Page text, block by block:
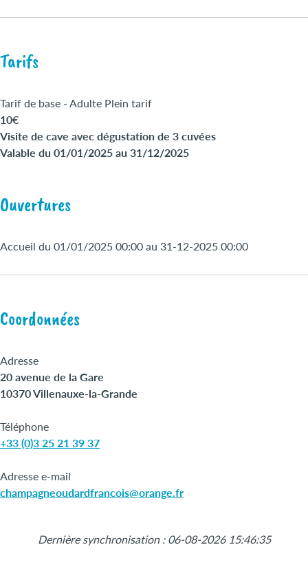
Tarifs
Tarif de base - Adulte Plein tarif
10€
Visite de cave avec dégustation de 3 cuvées
Valable du 01/01/2025 au 31/12/2025
Ouvertures
Accueil du 01/01/2025 00:00 au 31-12-2025 00:00
Coordonnées
Adresse
20 avenue de la Gare
10370 Villenauxe-la-Grande
Téléphone
+33 (0)3 25 21 39 37
Adresse e-mail
champagneoudardfrancois@orange.fr
Dernière synchronisation : 06-08-2026 15:46:35